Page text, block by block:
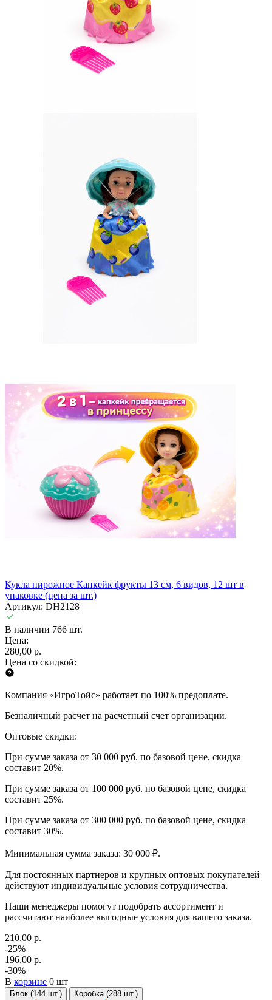
Кукла пирожное Капкейк фрукты 13 см, 6 видов, 12 шт в
упаковке (цена за шт.)
Артикул: DH2128
В наличии 766 шт.
Цена:
280,00 р.
Цена со скидкой:
Компания «ИгроТойс» работает по 100% предоплате.
Безналичный расчет на расчетный счет организации.
Оптовые скидки:
При сумме заказа от 30 000 руб. по базовой цене, скидка
составит 20%.
При сумме заказа от 100 000 руб. по базовой цене, скидка
составит 25%.
При сумме заказа от 300 000 руб. по базовой цене, скидка
составит 30%.
Минимальная сумма заказа: 30 000 ₽.
Для постоянных партнеров и крупных оптовых покупателей
действуют индивидуальные условия сотрудничества.
Наши менеджеры помогут подобрать ассортимент и
рассчитают наиболее выгодные условия для вашего заказа.
210,00 р.
-25%
196,00 р.
-30%
В корзине 0 шт
Блок (144 шт.) Коробка (288 шт.)